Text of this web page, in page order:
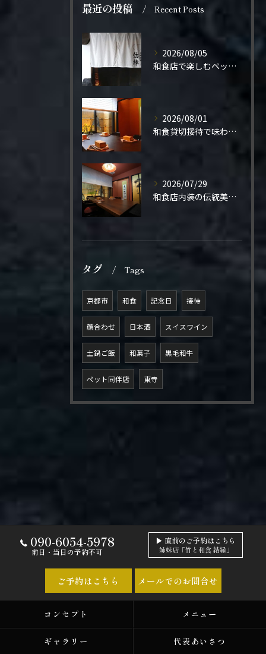
最近の投稿 Recent Posts
2026/08/05
和食店で楽しむペット同伴の食事体験
2026/08/01
和食貸切接待で味わう極上の一夜
2026/07/29
和食店内装の伝統美と機能性
タグ Tags
京都市 和食 記念日 接待
顔合わせ 日本酒 スイスワイン
土鍋ご飯 和菓子 黒毛和牛
ペット同伴店 東寺
090-6054-5978
前日・当日の予約不可
▶ 直前のご予約はこちら
姉妹店「竹と和食 結縁」
ご予約はこちら メールでのお問合せ
コンセプト メニュー
ギャラリー 代表あいさつ